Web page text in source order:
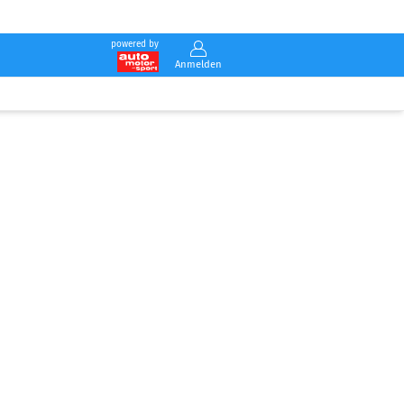
powered by
Anmelden